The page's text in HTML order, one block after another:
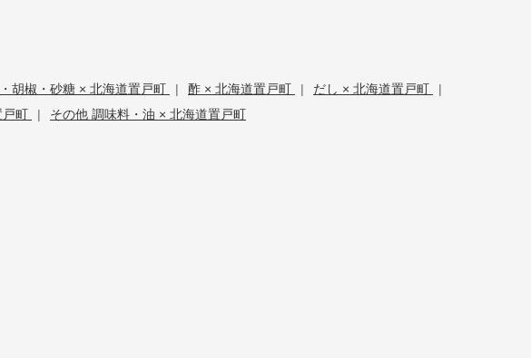
胡椒・砂糖 × 北海道置戸町 | 酢 × 北海道置戸町 | だし × 北海道置戸町
|
戸町 | その他 調味料・油 × 北海道置戸町